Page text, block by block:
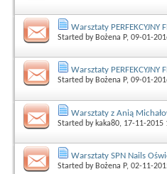
Warsztaty PERFEKCYJNY
Started by Bożena P, 09-01-
Warsztaty PERFEKCYJNY
Started by Bożena P, 09-01-
Warsztaty z Anią
Started by kaka80, 17-11-2015
Warsztaty SPN Nails
Started by Bożena P, 02-11-